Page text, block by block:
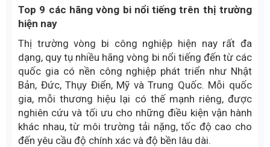
Top 9 các hãng vòng bi nổi tiếng trên thị trường
hiện nay
Thị trường vòng bi công nghiệp hiện nay rất đa
dạng, quy tụ nhiều hãng vòng bi nổi tiếng đến từ các
quốc gia có nền công nghiệp phát triển như Nhật
Bản, Đức, Thụy Điển, Mỹ và Trung Quốc. Mỗi quốc
gia, mỗi thương hiệu lại có thế mạnh riêng, được
nghiên cứu và tối ưu cho những điều kiện vận hành
khác nhau, từ môi trường tải nặng, tốc độ cao cho
đến yêu cầu độ chính xác và độ bền lâu dài.